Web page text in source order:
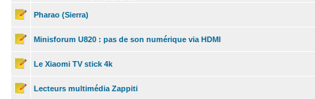
Pharao (Sierra)
Minisforum U820 : pas de son numérique via HDMI
Le Xiaomi TV stick 4k
Lecteurs multimédia Zappiti